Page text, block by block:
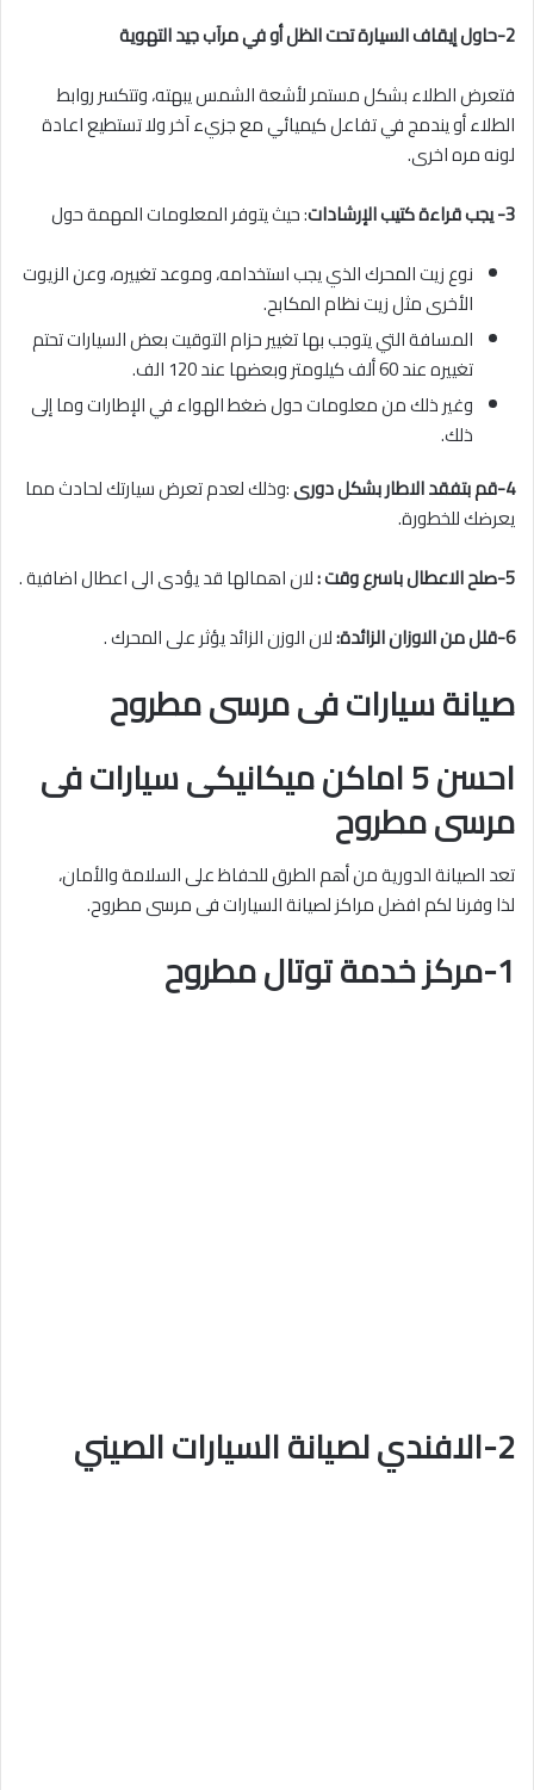
2-حاول إيقاف السيارة تحت الظل أو في مرآب جيد التهوية
فتعرض الطلاء بشكل مستمر لأشعة الشمس يبهته، وتتكسر روابط
الطلاء أو يندمج في تفاعل كيميائي مع جزيء آخر ولا تستطيع اعادة
لونه مره اخرى.
3- يجب قراءة كتيب الإرشادات
: حيث يتوفر المعلومات المهمة حول
نوع زيت المحرك الذي يجب استخدامه، وموعد تغييره، وعن الزيوت
الأخرى مثل زيت نظام المكابح.
المسافة التي يتوجب بها تغيير حزام التوقيت بعض السيارات تحتم
تغييره عند 60 ألف كيلومتر وبعضها عند 120 الف.
وغير ذلك من معلومات حول ضغط الهواء في الإطارات وما إلى
ذلك.
4-قم بتفقد الاطار بشكل دورى
:وذلك لعدم تعرض سيارتك لحادث مما
يعرضك للخطورة.
5-صلح الاعطال باسرع وقت :
لان اهمالها قد يؤدى الى اعطال اضافية .
6-قلل من الاوزان الزائدة:
لان الوزن الزائد يؤثر على المحرك .
صيانة سيارات فى مرسى مطروح
احسن 5 اماكن ميكانيكى سيارات فى
مرسى مطروح
تعد الصيانة الدورية من أهم الطرق للحفاظ على السلامة والأمان،
لذا وفرنا لكم افضل مراكز لصيانة السيارات فى مرسى مطروح.
1-مركز خدمة توتال مطروح
2-الافندي لصيانة السيارات الصيني